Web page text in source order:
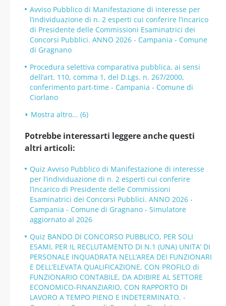
Avviso Pubblico di Manifestazione di interesse per
l’individuazione di n. 2 esperti cui conferire l’incarico
di Presidente delle Commissioni Esaminatrici dei
Concorsi Pubblici. ANNO 2026 - Campania - Comune
di Gragnano
Procedura selettiva comparativa pubblica, ai sensi
dell’art. 110, comma 1, del D.Lgs. n. 267/2000,
conferimento part-time - Campania - Comune di
Ciorlano
Mostra altro... (6)
Potrebbe interessarti leggere anche questi
altri articoli:
Quiz Avviso Pubblico di Manifestazione di interesse
per l’individuazione di n. 2 esperti cui conferire
l’incarico di Presidente delle Commissioni
Esaminatrici dei Concorsi Pubblici. ANNO 2026 -
Campania - Comune di Gragnano - Simulatore
aggiornato al 2026
Quiz BANDO DI CONCORSO PUBBLICO, PER SOLI
ESAMI, PER IL RECLUTAMENTO DI N.1 (UNA) UNITA’ DI
PERSONALE INQUADRATA NELL’AREA DEI FUNZIONARI
E DELL’ELEVATA QUALIFICAZIONE, CON PROFILO di
FUNZIONARIO CONTABILE, DA ADIBIRE AL SETTORE
ECONOMICO-FINANZIARIO, CON RAPPORTO DI
LAVORO A TEMPO PIENO E INDETERMINATO. -